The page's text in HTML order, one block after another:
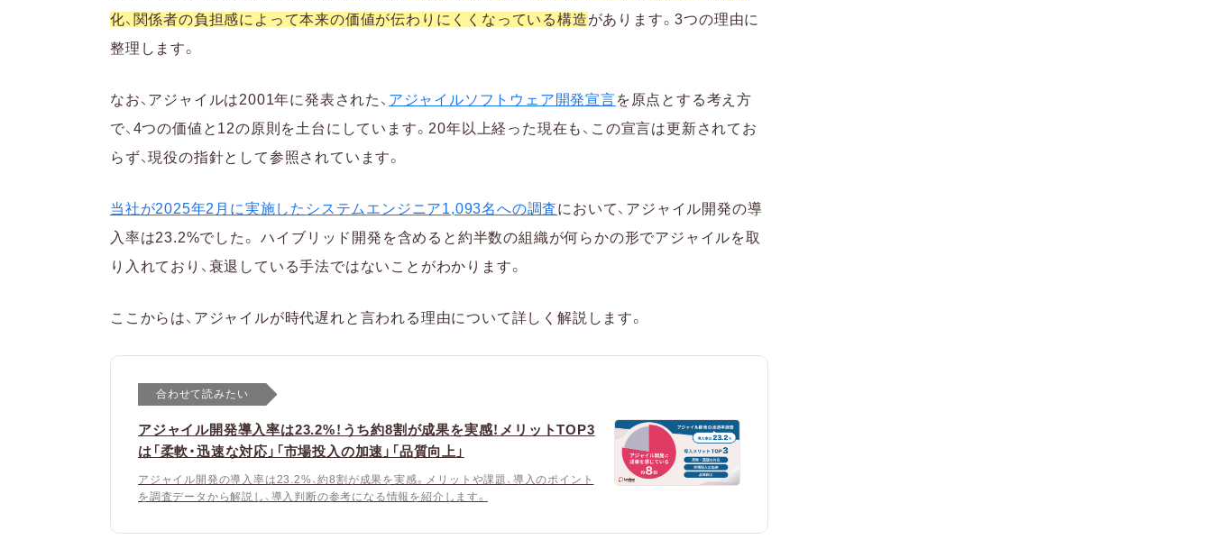
化、関係者の負担感によって本来の価値が伝わりにくくなっている構造があります。3つの理由に
整理します。
なお、アジャイルは2001年に発表された、 アジャイルソフトウェア開発宣言を原点とする考え方
で、4つの価値と12の原則を土台にしています。20年以上経った現在も、この宣言は更新されてお
らず、現役の指針として参照されています。
当社が2025年2月に実施したシステムエンジニア1,093名への調査において、アジャイル開発の導
入率は23.2%でした。 ハイブリッド開発を含めると約半数の組織が何らかの形でアジャイルを取
り入れており、衰退している手法ではないことがわかります。
ここからは、アジャイルが時代遅れと言われる理由について詳しく解説します。
合わせて読みたい
アジャイル開発導入率は23.2%！うち約8割が成果を実感！メリットTOP3
は「柔軟・迅速な対応」「市場投入の加速」「品質向上」
アジャイル開発の導入率は23.2%、約8割が成果を実感。メリットや課題、導入のポイント
を調査データから解説し、導入判断の参考になる情報を紹介します。